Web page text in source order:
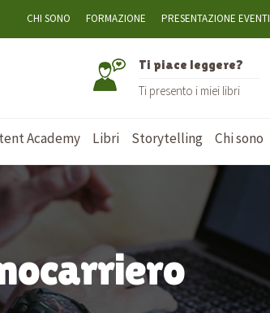
CHI SONO FORMAZIONE PRESENTAZIONE EVENTI
Ti piace leggere?
Ti presento i miei libri
Academy Libri Storytelling Chi sono